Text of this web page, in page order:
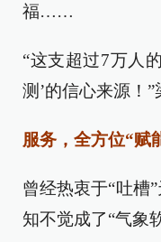
福……
“这支超过7万人
测’的信心来源！”
服务，全方位“赋
曾经热衷于“吐槽
知不觉成了“气象